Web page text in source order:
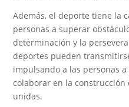
Además, el deporte tiene la
personas a superar
determinación y la
deportes pueden
impulsando a las personas
colaborar en la
unidas.